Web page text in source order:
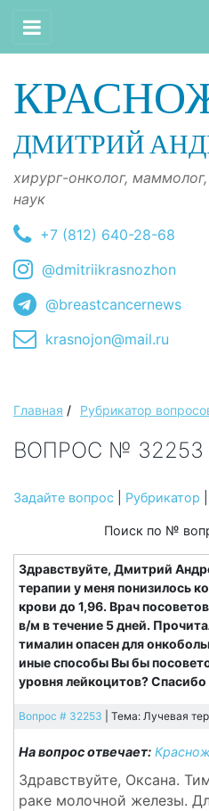
ДМИТРИЙ
хирург-онколог,
наук
+7 (812) 640-28-68
@dmitriikrasnozhon
@breastcancernews
krasnojon@mail.ru
Главная / Рубрикатор
ВОПРОС № 32253
Задайте вопрос Рубрикатор
Поиск по №
Здравствуйте, Дмитрий
терапии у меня понизилось
крови до 1,96. Врач
в/м в течение 5 дней.
тималин опасен для
иные способы Вы бы
уровня лейкоцитов? Спасибо
Вопрос # 32253 | Тема: Лучевая
На вопрос отвечает:
Здравствуйте, Оксана.
раке молочной железы.